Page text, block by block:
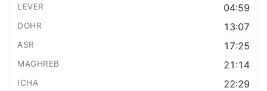
04:59
13:07
17:25
21:14
22:29